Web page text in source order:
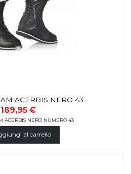
ACERBIS NERO 43
189,95 €
ACERBIS NERO NUMERO 43
al carrello